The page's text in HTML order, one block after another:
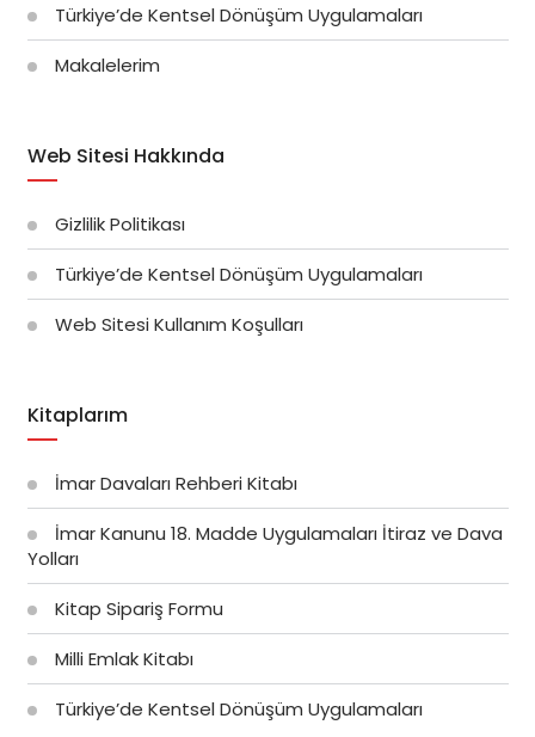
Türkiye’de Kentsel Dönüşüm Uygulamaları
Makalelerim
Web Sitesi Hakkında
Gizlilik Politikası
Türkiye’de Kentsel Dönüşüm Uygulamaları
Web Sitesi Kullanım Koşulları
Kitaplarım
İmar Davaları Rehberi Kitabı
İmar Kanunu 18. Madde Uygulamaları İtiraz ve Dava
Yolları
Kitap Sipariş Formu
Milli Emlak Kitabı
Türkiye’de Kentsel Dönüşüm Uygulamaları